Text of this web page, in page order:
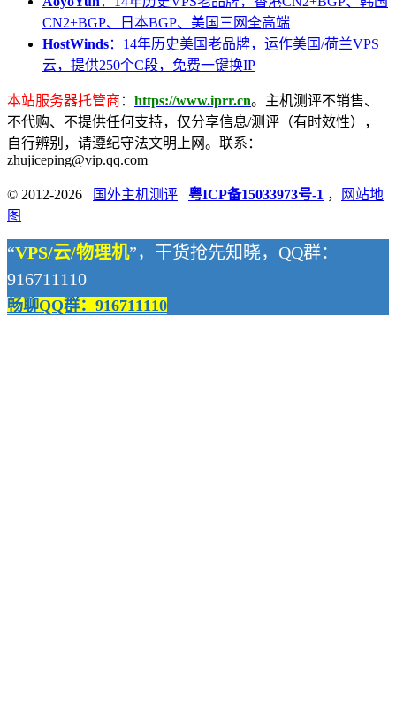
CN2+BGP、日本BGP、美国三网全高端
HostWinds：14年历史美国老品牌，运作美国/荷兰VPS
云，提供250个C段，免费一键换IP
本站服务器托管商 ： https://www.iprr.cn。主机测评不销售、
不代购、不提供任何支持，仅分享信息/测评（有时效性），
自行辨别，请遵纪守法文明上网。联系：
zhujiceping@vip.qq.com
© 2012-2026 国外主机测评 粤ICP备15033973号-1 ，
网站地
图
“VPS/云/物理机”，干货抢先知晓，QQ群：
916711110
畅聊QQ群：916711110